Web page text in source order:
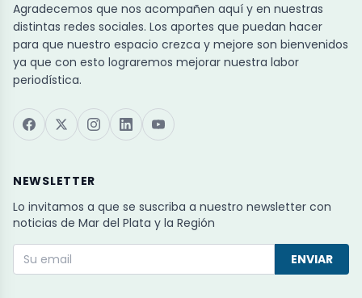
Agradecemos que nos acompañen aquí y en nuestras
distintas redes sociales. Los aportes que puedan hacer
para que nuestro espacio crezca y mejore son bienvenidos
ya que con esto lograremos mejorar nuestra labor
periodística.
NEWSLETTER
Lo invitamos a que se suscriba a nuestro newsletter con
noticias de Mar del Plata y la Región
ENVIAR